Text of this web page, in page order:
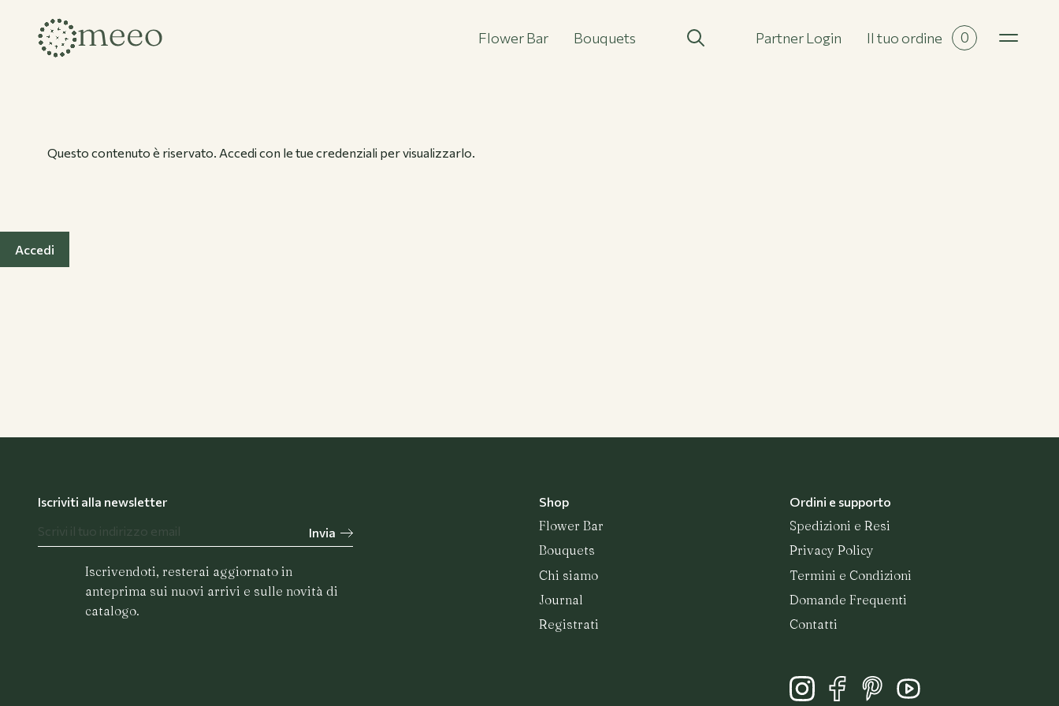
Flower Bar Bouquets Partner Login Il tuo ordine 0
Bouquets
Chi siamo
Questo contenuto è riservato. Accedi con le tue credenziali per visualizzarlo.
Accedi
Iscriviti alla newsletter
Invia
Iscrivendoti, resterai aggiornato in
anteprima sui nuovi arrivi e sulle novità di
catalogo.
Shop
Flower Bar
Bouquets
Chi siamo
Journal
Registrati
Ordini e supporto
Spedizioni e Resi
Privacy Policy
Termini e Condizioni
Domande Frequenti
Contatti